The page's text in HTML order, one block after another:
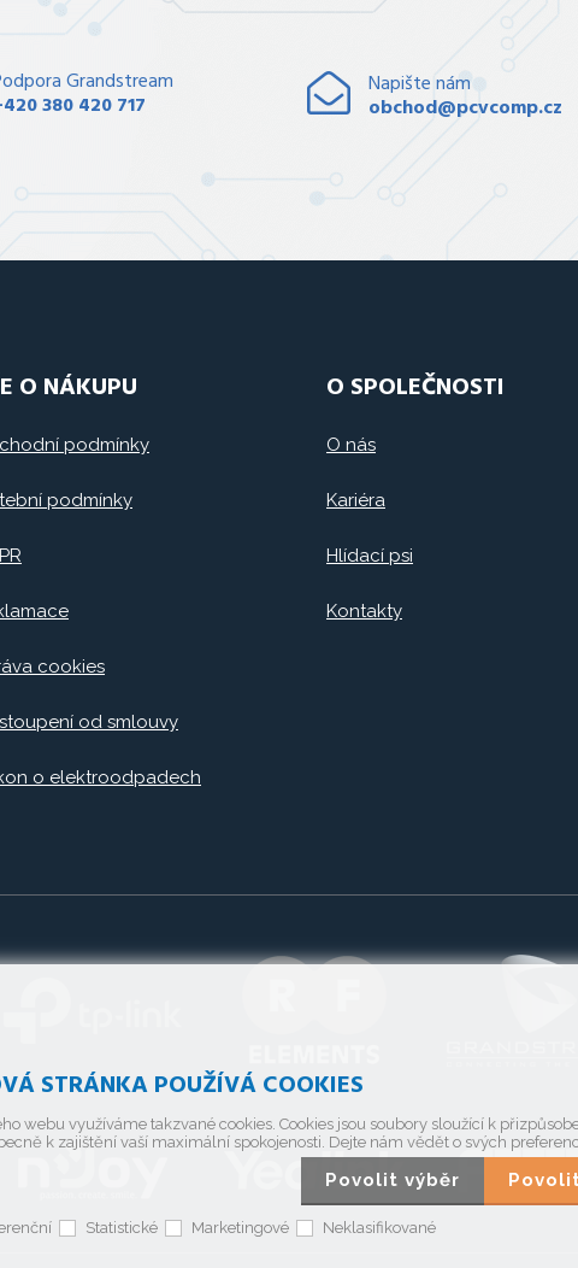
Grandstream
380 420 717
Napište nám
obchod@pcvcomp.cz
O NÁKUPU
podmínky
podmínky
cookies
od smlouvy
o elektroodpadech
O SPOLEČNOSTI
O nás
Kariéra
Hlídací psi
Kontakty
STRÁNKA POUŽÍVÁ COOKIES
webu využíváme takzvané cookies. Cookies jsou soubory sloužící k
k zajištění vaší maximální spokojenosti. Dejte nám vědět o svých
Povolit výběr
Statistické Marketingové Neklasifikované